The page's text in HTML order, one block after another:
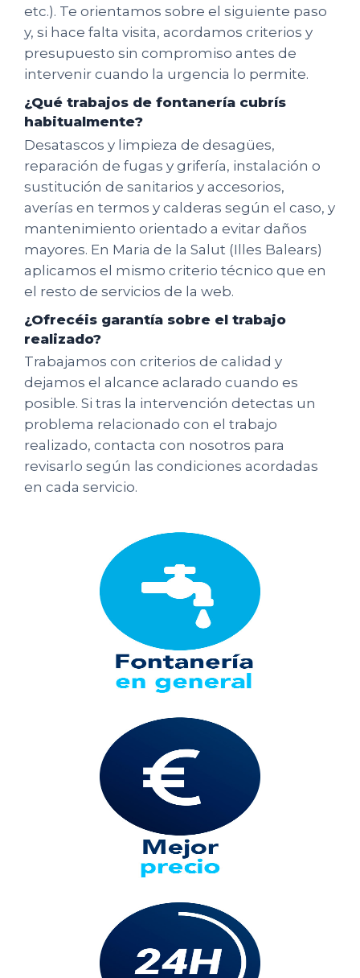
etc.). Te orientamos sobre el siguiente paso
y, si hace falta visita, acordamos criterios y
presupuesto sin compromiso antes de
intervenir cuando la urgencia lo permite.
¿Qué trabajos de fontanería cubrís
habitualmente?
Desatascos y limpieza de desagües,
reparación de fugas y grifería, instalación o
sustitución de sanitarios y accesorios,
averías en termos y calderas según el caso, y
mantenimiento orientado a evitar daños
mayores. En Maria de la Salut (Illes Balears)
aplicamos el mismo criterio técnico que en
el resto de servicios de la web.
¿Ofrecéis garantía sobre el trabajo
realizado?
Trabajamos con criterios de calidad y
dejamos el alcance aclarado cuando es
posible. Si tras la intervención detectas un
problema relacionado con el trabajo
realizado, contacta con nosotros para
revisarlo según las condiciones acordadas
en cada servicio.